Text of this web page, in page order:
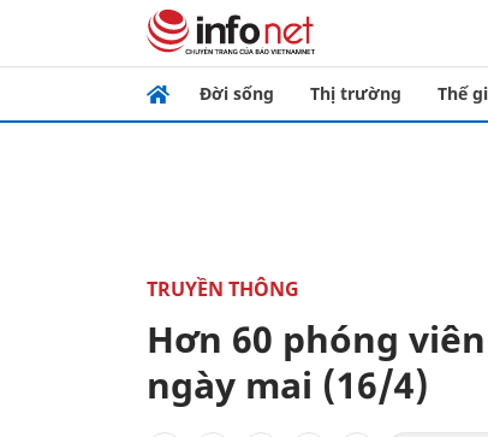
Đời sống Thị trường Thế
TRUYỀN THÔNG
Hơn 60 phóng
ngày mai (16/4)